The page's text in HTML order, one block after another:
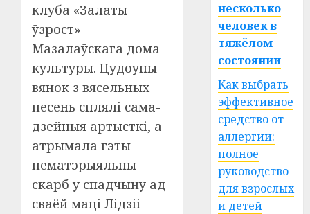
клуба «Залаты
ўзрост»
Мазалаўскага дома
культуры. Цудоўны
вянок з вясельных
песень сплялі сама-
дзейныя артысткі, а
атрымала гэты
нематэрыяльны
скарб у спадчыну ад
сваёй маці Лідзіі
несколько
человек в
тяжёлом
состоянии
Как выбрать
эффективное
средство от
аллергии:
полное
руководство
для взрослых
и детей